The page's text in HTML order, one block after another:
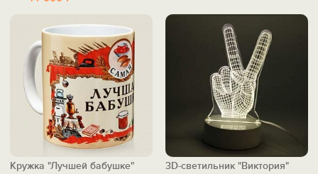
Кружка "Лучшей бабушке" 3D-светильник "Виктория"